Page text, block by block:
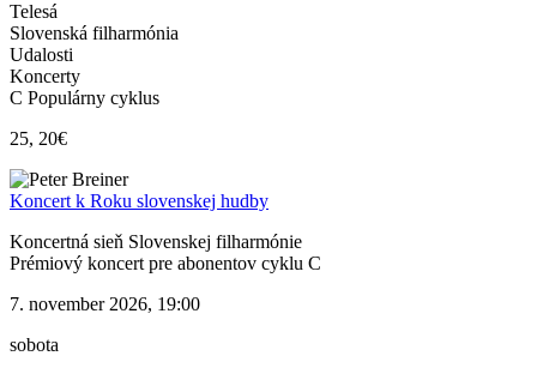
Telesá
Slovenská filharmónia
Udalosti
Koncerty
C Populárny cyklus
25, 20€
Koncert k Roku slovenskej hudby
Koncertná sieň Slovenskej filharmónie
Prémiový koncert pre abonentov cyklu C
7. november 2026, 19:00
sobota